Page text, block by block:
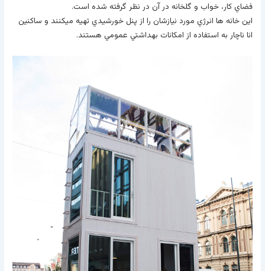
فضاي کار، خواب و گلخانه در آن در نظر گرفته شده است.
اين خانه ها انرژي مورد نيازشان را از پنل خورشيدي تهيه ميکنند و ساکنين
انا ناچار به استفاده از امکانات بهداشتي عمومي هستند.